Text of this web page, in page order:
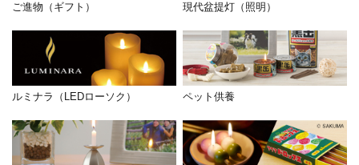
ご進物（ギフト） 現代盆提灯（照明）
ルミナラ（LEDローソク） ペット供養